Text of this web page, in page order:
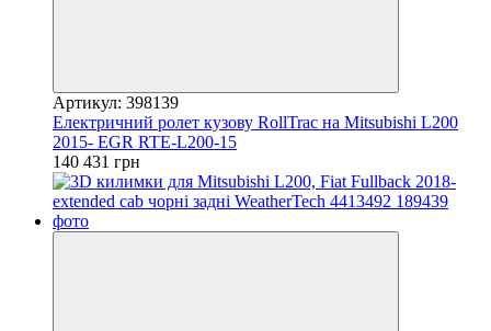
Артикул: 398139
Електричний ролет кузову RollTrac на Mitsubishi L200
2015- EGR RTE-L200-15
140 431 грн